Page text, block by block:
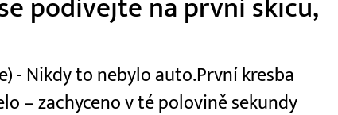
podívejte na první skicu,
- Nikdy to nebylo auto.První kresba
– zachyceno v té polovině sekundy